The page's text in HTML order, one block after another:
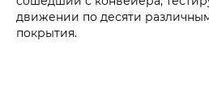
движении по десяти
покрытия.